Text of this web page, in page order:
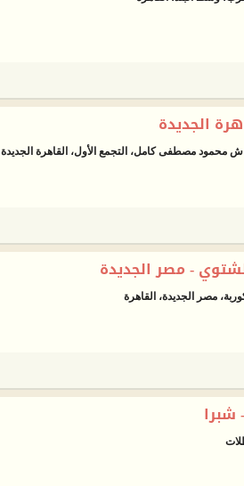
الجديدة
محمود مصطفى كامل، التجمع الأول، القاهرة الجديدة
- مصر الجديدة
شبرا